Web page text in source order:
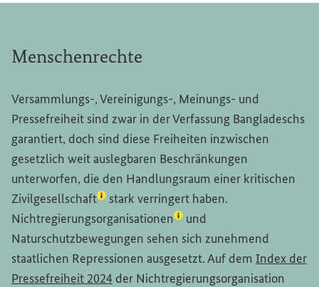
Menschenrechte
Versammlungs-, Vereinigungs-, Meinungs- und
Pressefreiheit sind zwar in der Verfassung Bangladeschs
garantiert, doch sind diese Freiheiten inzwischen
gesetzlich weit auslegbaren Beschränkungen
unterworfen, die den Handlungsraum einer kritischen
Zivilgesellschaft(Lexikon-Eintrag zum Begriff aufrufen)
stark verringert haben.
Nichtregierungsorganisationen(Lexikon-Eintrag zum
und
Naturschutzbewegungen sehen sich zunehmend
staatlichen Repressionen ausgesetzt. Auf dem Index der
Pressefreiheit 2024(Externer Link)
der Nichtregierungsorganisation